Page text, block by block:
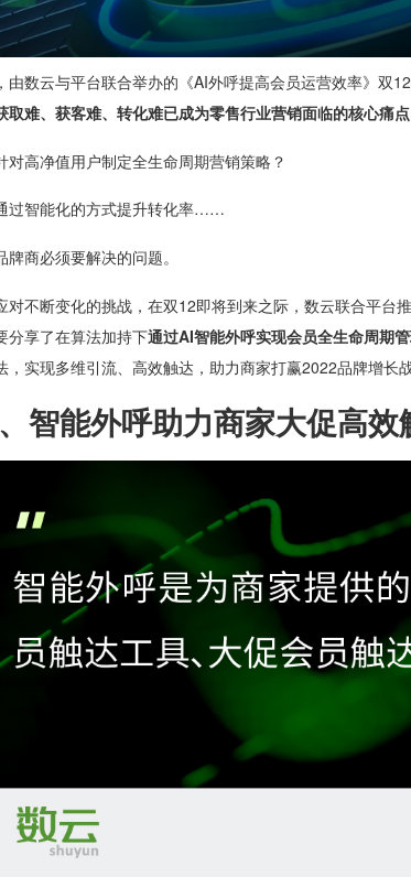
由数云与平台联合举办的《AI外呼提高会员运营效率》双12
取难、获客难、转化难已成为零售行业营销面临的核心痛
对高净值用户制定全生命周期营销策略？
过智能化的方式提升转化率……
牌商必须要解决的问题。
对不断变化的挑战，在双12即将到来之际，数云联合平台
分享了在算法加持下通过AI智能外呼实现会员全生命周期
，实现多维引流、高效触达，助力商家打赢2022品牌增长战
智能外呼助力商家大促高效